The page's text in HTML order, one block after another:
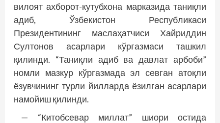
вилоят ахборот-кутубхона марказида таниқли
адиб, Ўзбекис­тон Респуб­ликаси
Президентининг маслаҳатчиси Хайриддин
Султонов асарлари кўргазмаси ташкил
қилинди. “Таниқли адиб ва давлат арбоби”
номли мазкур кўргазмада эл севган атоқли
ёзувчининг турли йилларда ёзилган асарлари
намойиш қилинди.
— “Китобсевар миллат” шиори остида